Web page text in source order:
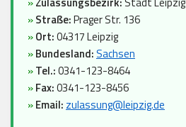
»Straße:Prager Str. 136
»Ort:04317 Leipzig
»Bundesland:Sachsen
»Tel.:0341-123-8464
»Fax:0341-123-8456
»Email: zulassung@leipzig.de